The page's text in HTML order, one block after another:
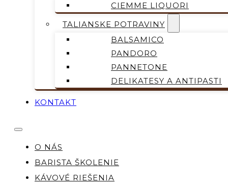
CIEMME LIQUORI
TALIANSKE POTRAVINY
BALSAMICO
PANDORO
PANNETONE
DELIKATESY A ANTIPASTI
KONTAKT
O NÁS
BARISTA ŠKOLENIE
KÁVOVÉ RIEŠENIA